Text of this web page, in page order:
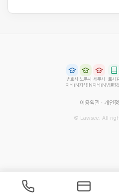
변호사
지식iN
노무사
지식iN
세무사
지식iN
로시컴
법률정
이용약관· 개인
© Lawsee. All